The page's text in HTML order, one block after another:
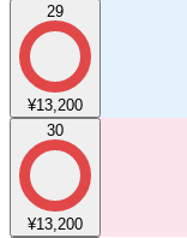
29
¥13,200
30
¥13,200